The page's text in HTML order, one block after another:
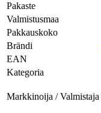
Pakaste
Valmistusmaa
Pakkauskoko
Brändi
EAN
Kategoria
Markkinoija / Valmistaja